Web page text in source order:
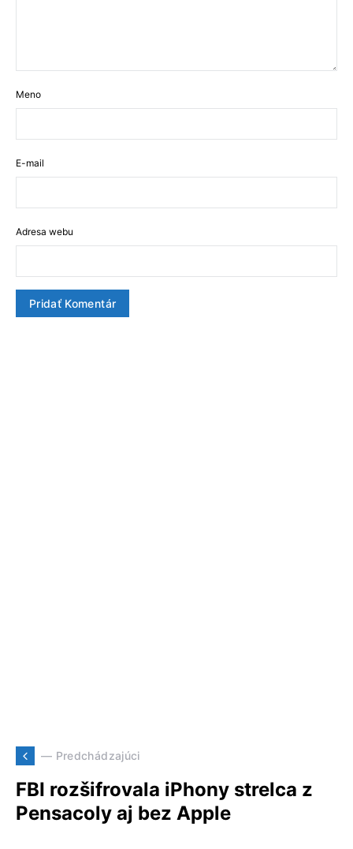
Meno
E-mail
Adresa webu
— Predchádzajúci
FBI rozšifrovala iPhony strelca z
Pensacoly aj bez Apple